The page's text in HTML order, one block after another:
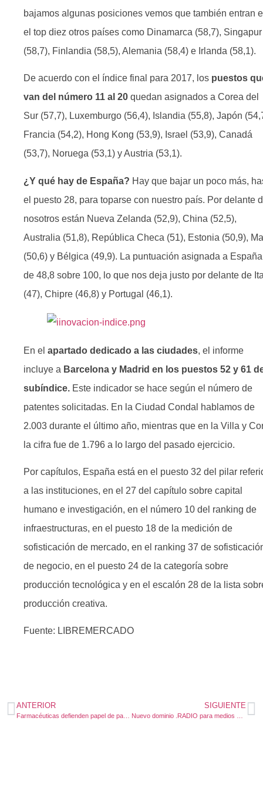
bajamos algunas posiciones vemos que también entran
el top diez otros países como Dinamarca (58,7), Singapur
(58,7), Finlandia (58,5), Alemania (58,4) e Irlanda (58,1).
De acuerdo con el índice final para 2017, los puestos
van del número 11 al 20 quedan asignados a Corea del
Sur (57,7), Luxemburgo (56,4), Islandia (55,8), Japón
Francia (54,2), Hong Kong (53,9), Israel (53,9), Canadá
(53,7), Noruega (53,1) y Austria (53,1).
¿Y qué hay de España? Hay que bajar un poco más,
el puesto 28, para toparse con nuestro país. Por delante
nosotros están Nueva Zelanda (52,9), China (52,5),
Australia (51,8), República Checa (51), Estonia (50,9),
(50,6) y Bélgica (49,9). La puntuación asignada a
de 48,8 sobre 100, lo que nos deja justo por delante de
(47), Chipre (46,8) y Portugal (46,1).
En el apartado dedicado a las ciudades, el informe
incluye a Barcelona y Madrid en los puestos 52 y 61
subíndice. Este indicador se hace según el número de
patentes solicitadas. En la Ciudad Condal hablamos de
2.003 durante el último año, mientras que en la Villa y
la cifra fue de 1.796 a lo largo del pasado ejercicio.
Por capítulos, España está en el puesto 32 del pilar
a las instituciones, en el 27 del capítulo sobre capital
humano e investigación, en el número 10 del ranking de
infraestructuras, en el puesto 18 de la medición de
sofisticación de mercado, en el ranking 37 de
de negocio, en el puesto 24 de la categoría sobre
producción tecnológica y en el escalón 28 de la lista
producción creativa.
Fuente: LIBREMERCADO
ANTERIOR SIGUIENTE